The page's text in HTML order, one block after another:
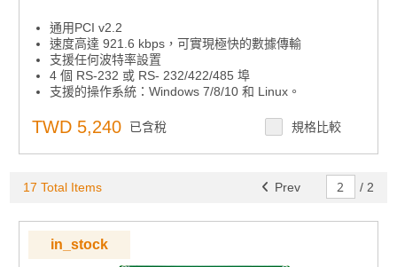
通用PCI v2.2
速度高達 921.6 kbps，可實現極快的數據傳輸
支援任何波特率設置
4 個 RS-232 或 RS- 232/422/485 埠
支援的操作系統：Windows 7/8/10 和 Linux。
TWD 5,240 已含稅 規格比較
17 Total Items Prev / 2
in_stock